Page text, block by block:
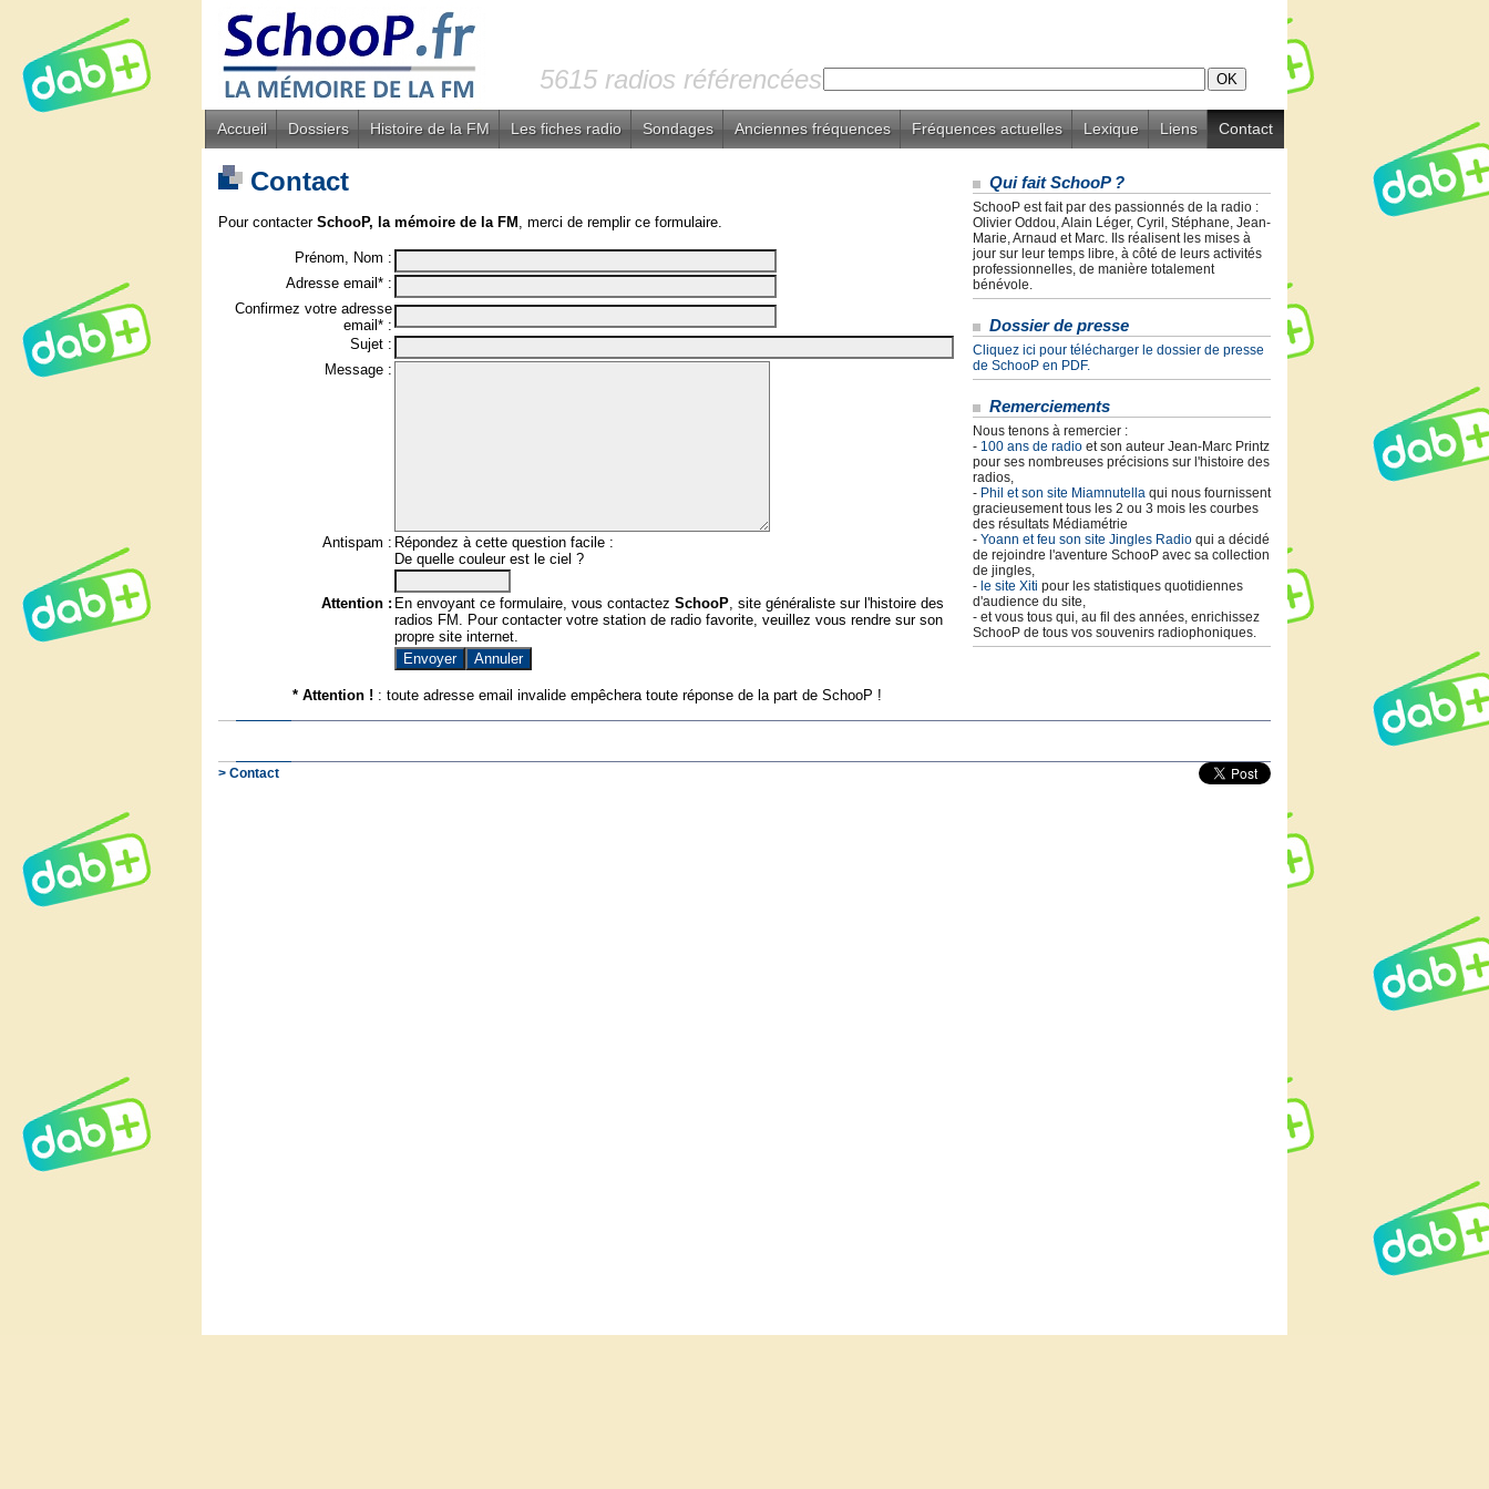
5615 radios référencées
Accueil Dossiers Histoire de la FM Les fiches radio Sondages Anciennes fréquences Fréquences actuelles Lexique Liens Contact
Contact
Pour contacter SchooP, la mémoire de la FM , merci de remplir ce formulaire.
Prénom, Nom :
Adresse email* :
Confirmez votre adresse
email* :
Sujet :
Message :
Antispam : Répondez à cette question facile :
De quelle couleur est le ciel ?
Attention : En envoyant ce formulaire, vous contactez SchooP, site généraliste sur l'histoire des
radios FM. Pour contacter votre station de radio favorite, veuillez vous rendre sur son
propre site internet.
* Attention ! : toute adresse email invalide empêchera toute réponse de la part de SchooP !
Qui fait SchooP ?
SchooP est fait par des passionnés de la radio :
Olivier Oddou, Alain Léger, Cyril, Stéphane, Jean-
Marie, Arnaud et Marc. Ils réalisent les mises à
jour sur leur temps libre, à côté de leurs activités
professionnelles, de manière totalement
bénévole.
Dossier de presse
Cliquez ici pour télécharger le dossier de presse
de SchooP en PDF.
Remerciements
Nous tenons à remercier :
- 100 ans de radio et son auteur Jean-Marc Printz
pour ses nombreuses précisions sur l'histoire des
radios,
- Phil et son site Miamnutella qui nous fournissent
gracieusement tous les 2 ou 3 mois les courbes
des résultats Médiamétrie
- Yoann et feu son site Jingles Radio qui a décidé
de rejoindre l'aventure SchooP avec sa collection
de jingles,
- le site Xiti pour les statistiques quotidiennes
d'audience du site,
- et vous tous qui, au fil des années, enrichissez
SchooP de tous vos souvenirs radiophoniques.
> Contact